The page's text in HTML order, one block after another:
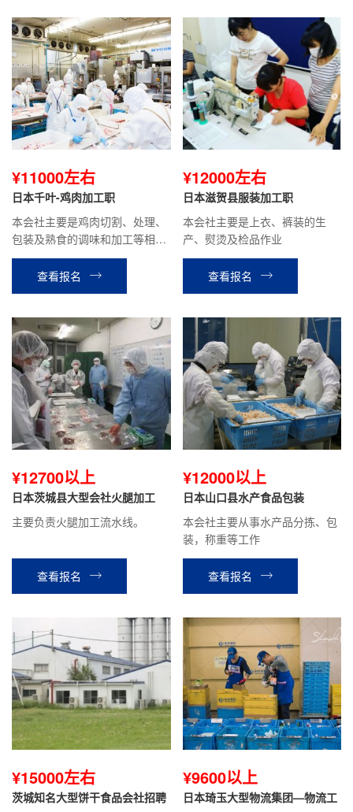
¥11000左右
日本千叶-鸡肉加工职
本会社主要是鸡肉切割、处理、
包装及熟食的调味和加工等相关
工作。
查看报名
¥12000左右
日本滋贺县服装加工职
本会社主要是上衣、裤装的生
产、熨烫及检品作业
查看报名
¥12700以上
日本茨城县大型会社火腿加工
主要负责火腿加工流水线。
查看报名
¥12000以上
日本山口县水产食品包装
本会社主要从事水产品分拣、包
装，称重等工作
查看报名
¥15000左右
茨城知名大型饼干食品会社招聘
¥9600以上
日本琦玉大型物流集团—物流工